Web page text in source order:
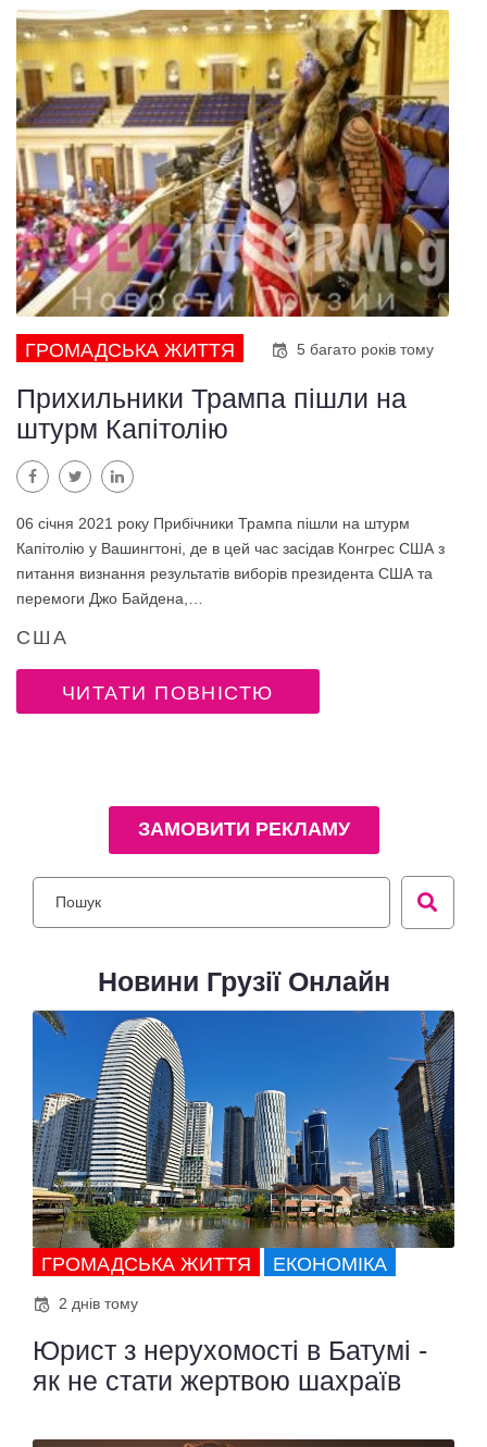
ГРОМАДСЬКА ЖИТТЯ 5 багато років тому
Прихильники Трампа пішли на
штурм Капітолію
FacebookTwitter
06 січня 2021 року Прибічники Трампа пішли на штурм
Капітолію у Вашингтоні, де в цей час засідав Конгрес США з
питання визнання результатів виборів президента США та
перемоги Джо Байдена,…
США
ЧИТАТИ ПОВНІСТЮ
ЗАМОВИТИ РЕКЛАМУ
Новини Грузії Онлайн
ГРОМАДСЬКА ЖИТТЯ ЕКОНОМІКА
2 днів тому
Юрист з нерухомості в Батумі -
як не стати жертвою шахраїв